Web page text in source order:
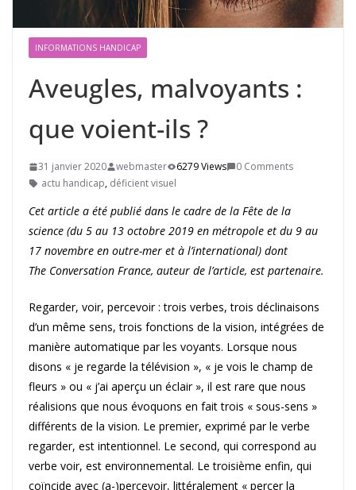
INFORMATIONS HANDICAP
Aveugles, malvoyants :
que voient-ils ?
31 janvier 2020 webmaster 6279 Views
0 Comments
actu handicap, déficient visuel
Cet article a été publié dans le cadre de la Fête de la
science (du 5 au 13 octobre 2019 en métropole et du 9 au
17 novembre en outre-mer et à l’international) dont
The Conversation France, auteur de l’article, est partenaire.
Regarder, voir, percevoir : trois verbes, trois déclinaisons
d’un même sens, trois fonctions de la vision, intégrées de
manière automatique par les voyants. Lorsque nous
disons « je regarde la télévision », « je vois le champ de
fleurs » ou « j’ai aperçu un éclair », il est rare que nous
réalisions que nous évoquons en fait trois « sous-sens »
différents de la vision. Le premier, exprimé par le verbe
regarder, est intentionnel. Le second, qui correspond au
verbe voir, est environnemental. Le troisième enfin, qui
coïncide avec (a-)percevoir, littéralement « percer la